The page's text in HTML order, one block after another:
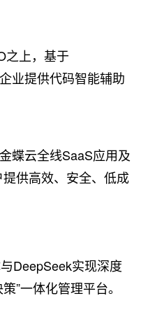
之上，基于
业提供代码智能辅助
蝶云全线SaaS应用及
供高效、安全、低成
DeepSeek实现深度
”一体化管理平台。